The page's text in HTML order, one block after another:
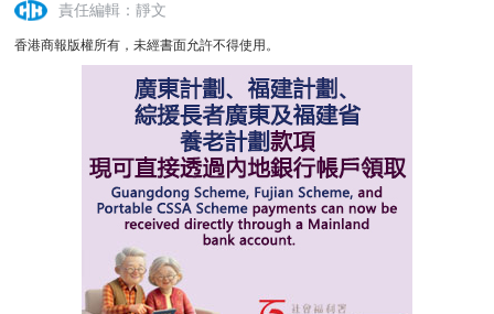
責任編輯：靜文
香港商報版權所有，未經書面允許不得使用。